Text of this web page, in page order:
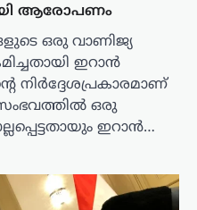
ആരോപണം
ഒരു വാണിജ്യ
ഇറാൻ
നിർദ്ദേശപ്രകാരമാണ്
ഒരു
ഇറാൻ…